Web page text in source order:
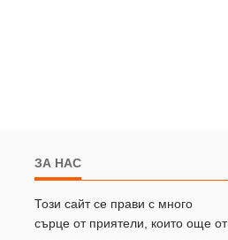
ЗА НАС
Този сайт се прави с много
сърце от приятели, които още от